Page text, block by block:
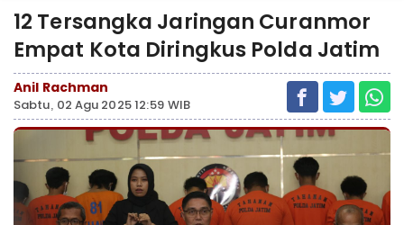
12 Tersangka Jaringan Curanmor
Empat Kota Diringkus Polda Jatim
Anil Rachman
Sabtu, 02 Agu 2025 12:59 WIB